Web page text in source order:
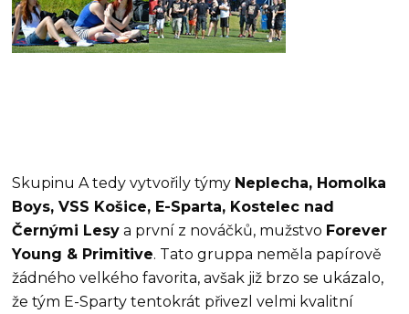
Skupinu A tedy vytvořily týmy Neplecha, Homolka
Boys, VSS Košice, E-Sparta, Kostelec nad
Černými Lesy a první z nováčků, mužstvo Forever
Young & Primitive. Tato gruppa neměla papírově
žádného velkého favorita, avšak již brzo se ukázalo,
že tým E-Sparty tentokrát přivezl velmi kvalitní